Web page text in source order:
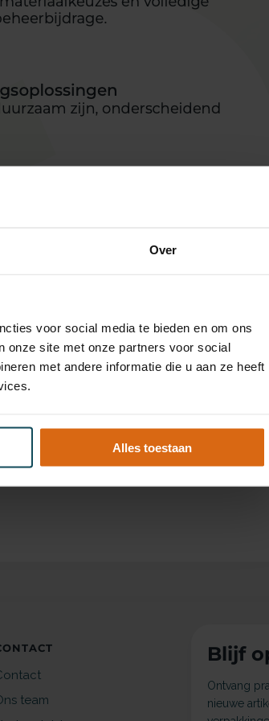
Over
voor social media te bieden en om ons
onze site met onze partners voor social
met andere informatie die u aan ze heeft
Alles toestaan
team
Blijf
Ontvang
nieuwe